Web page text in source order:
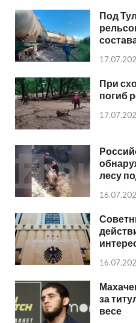
Под
При
погиб
лесу
за
весе